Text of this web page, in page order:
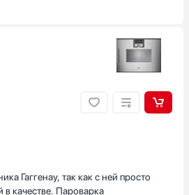
Гаггенау, так как с ней просто
в качестве. Пароварка